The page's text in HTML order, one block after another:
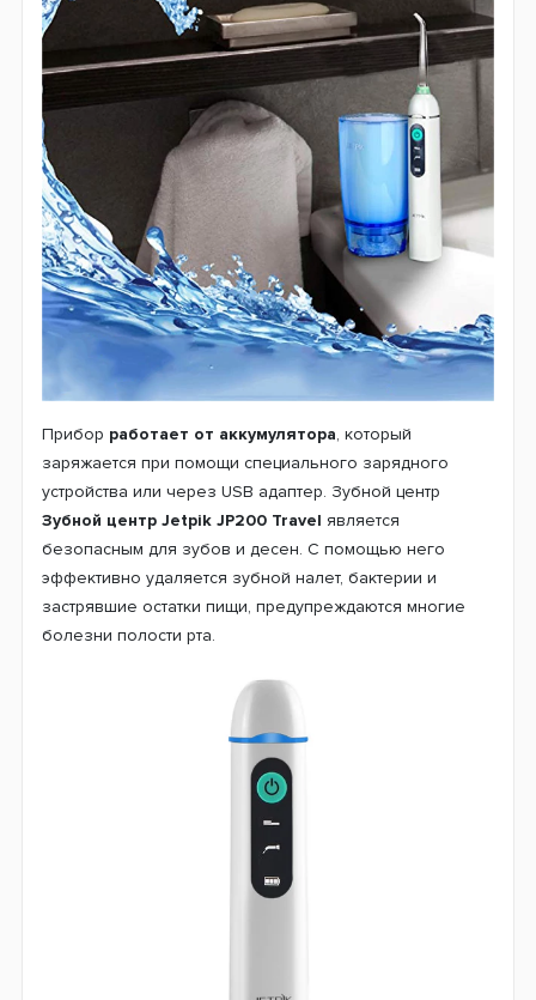
Прибор работает от аккумулятора, который
заряжается при помощи специального зарядного
устройства или через USB адаптер. Зубной центр
Зубной центр Jetpik JP200 Travel является
безопасным для зубов и десен. С помощью него
эффективно удаляется зубной налет, бактерии и
застрявшие остатки пищи, предупреждаются многие
болезни полости рта.